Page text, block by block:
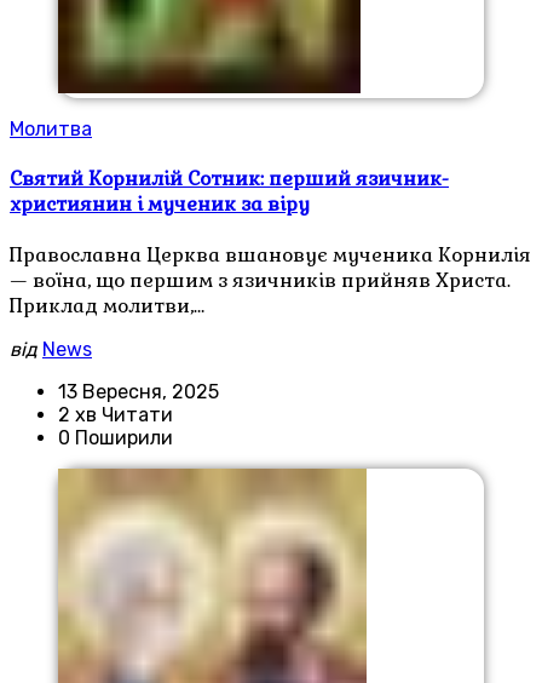
Молитва
Святий Корнилій Сотник: перший язичник-
християнин і мученик за віру
Православна Церква вшановує мученика Корнилія
— воїна, що першим з язичників прийняв Христа.
Приклад молитви,…
від News
13 Вересня, 2025
2 хв Читати
0 Поширили